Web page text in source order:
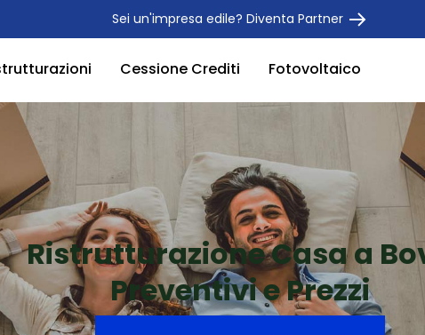
Sei un'impresa edile? Diventa Partner
Cessione Crediti Fotovoltaico
Ristrutturazione Casa a
Preventivi e Prezzi